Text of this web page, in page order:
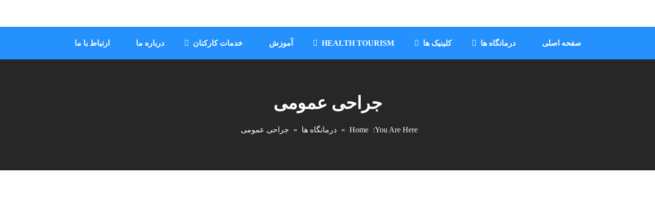
درمانگاه و مرکز
جوادالائمه (علیه
صفحه اصلی درمانگاه ها کلینیک ها HEALTH TOURISM آموزش خدمات کارکنان درباره ما ارتباط با ما
جراحی عمومی
You Are Here:
Home
» درمانگاه ها » جراحی عمومی